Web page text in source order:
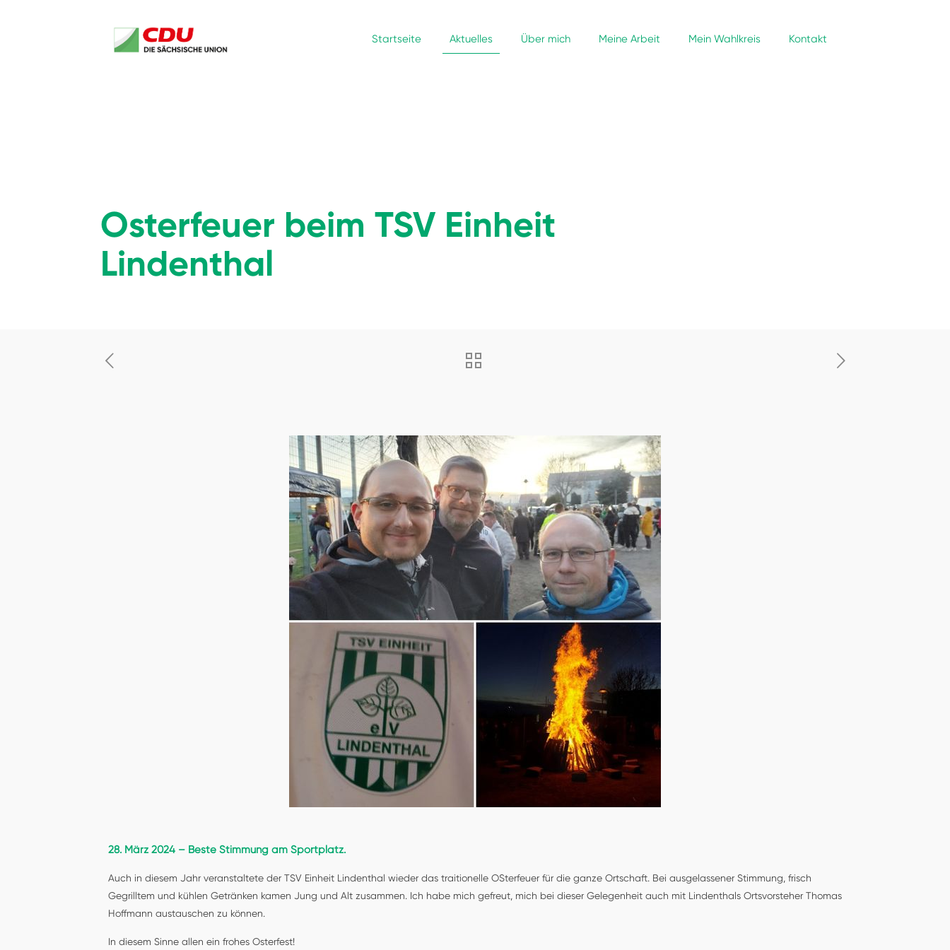
Startseite Aktuelles Über mich Meine Arbeit Mein Wahlkreis Kontakt
Osterfeuer beim TSV Einheit
Lindenthal
28. März 2024 – Beste Stimmung am Sportplatz.
Auch in diesem Jahr veranstaltete der TSV Einheit Lindenthal wieder das traitionelle OSterfeuer für die ganze Ortschaft. Bei ausgelassener Stimmung, frisch
Gegrilltem und kühlen Getränken kamen Jung und Alt zusammen. Ich habe mich gefreut, mich bei dieser Gelegenheit auch mit Lindenthals Ortsvorsteher Thomas
Hoffmann austauschen zu können.
In diesem Sinne allen ein frohes Osterfest!